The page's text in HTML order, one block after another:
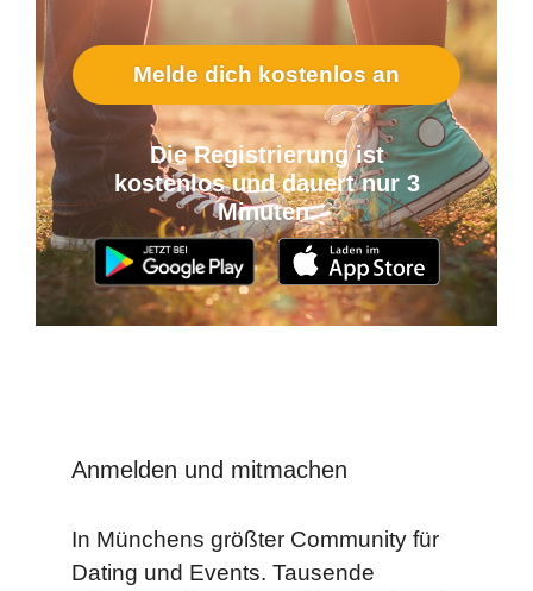
Melde dich kostenlos an
Die Registrierung ist
kostenlos und dauert nur 3
Minuten.
Anmelden und mitmachen
In Münchens größter Community für
Dating und Events. Tausende